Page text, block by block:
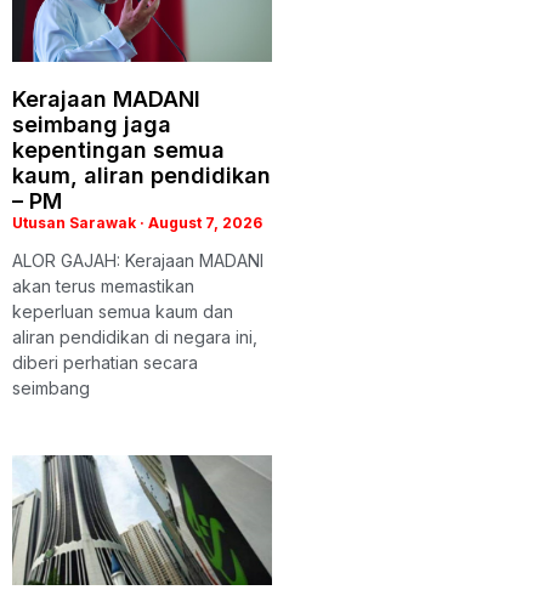
Kerajaan MADANI
seimbang jaga
kepentingan semua
kaum, aliran pendidikan
– PM
Utusan Sarawak August 7, 2026
ALOR GAJAH: Kerajaan MADANI
akan terus memastikan
keperluan semua kaum dan
aliran pendidikan di negara ini,
diberi perhatian secara
seimbang